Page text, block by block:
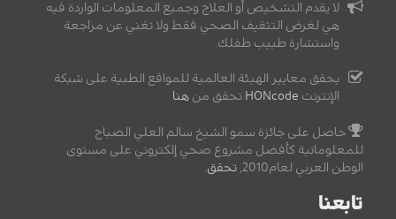
لا يقدم التشخيص أو العلاج وجميع المعلومات الواردة فيه
هي لغرض التثقيف الصحي فقط ولا تغني عن مراجعة
واستشارة طبيب طفلك.
يحقق معايير الهيئة العالمية للمواقع الطبية على شبكة
الإنترنت HONcode تحقق من هنا
حاصل على جائزة سمو الشيخ سالم العلي الصباح
للمعلوماتية كأفضل مشروع صحي إلكتروني على مستوى
الوطن العربي لعام2010,
تحقق
تابعنا